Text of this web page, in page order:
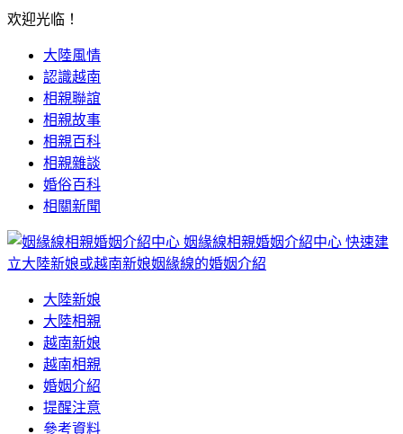
欢迎光临！
大陸風情
認識越南
相親聯誼
相親故事
相親百科
相親雜談
婚俗百科
相關新聞
姻緣線相親婚姻介紹中心 快速建
立大陸新娘或越南新娘姻緣線的婚姻介紹
大陸新娘
大陸相親
越南新娘
越南相親
婚姻介紹
提醒注意
參考資料